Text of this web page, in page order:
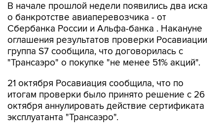
В начале прошлой недели появились два иска
о банкротстве авиаперевозчика - от
Сбербанка России и Альфа-банка . Накануне
оглашения результатов проверки Росавиации
группа S7 сообщила, что договорилась с
"Трансаэро" о покупке "не менее 51% акций".
21 октября Росавиация сообщила, что по
итогам проверки было принято решение с 26
октября аннулировать действие сертификата
эксплуатанта "Трансаэро".